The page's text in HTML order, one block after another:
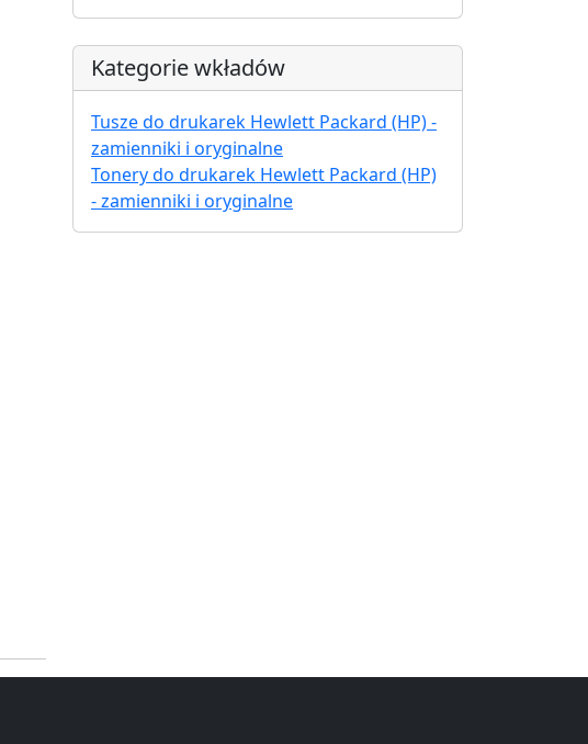
Kategorie wkładów
Tusze do drukarek Hewlett Packard (HP) -
zamienniki i oryginalne
Tonery do drukarek Hewlett Packard (HP)
- zamienniki i oryginalne